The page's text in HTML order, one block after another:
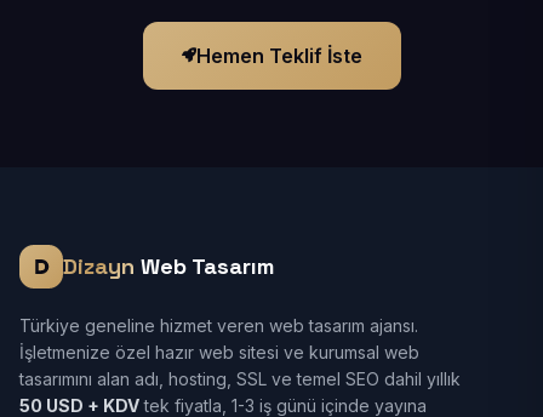
Hemen Teklif İste
Dizayn Web Tasarım
Türkiye geneline hizmet veren web tasarım ajansı.
İşletmenize özel hazır web sitesi ve kurumsal web
tasarımını alan adı, hosting, SSL ve temel SEO dahil yıllık
50 USD + KDVtek fiyatla, 1-3 iş günü içinde yayına